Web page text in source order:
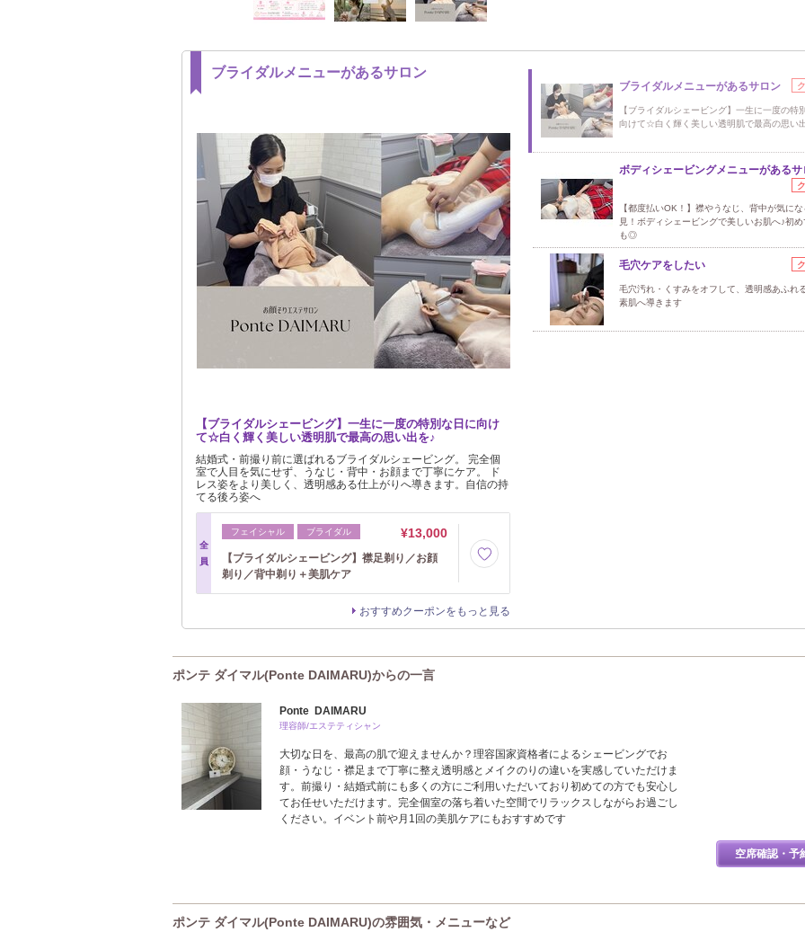
ブライダルメニューがあるサロン
【ブライダルシェービング】一生に一度の特別な日に向け
て☆白く輝く美しい透明肌で最高の思い出を♪
結婚式・前撮り前に選ばれるブライダルシェービング。 完全個
室で人目を気にせず、うなじ・背中・お顔まで丁寧にケア。 ド
レス姿をより美しく、透明感ある仕上がりへ導きます。自信の持
てる後ろ姿へ
全
員
フェイシャル ブライダル ¥13,000
【ブライダルシェービング】襟足剃り／お顔
剃り／背中剃り＋美肌ケア
おすすめクーポンをもっと見る
ブライダルメニューがあるサロン
【ブライダルシェービング】一生に一度の特
向けて☆白く輝く美しい透明肌で最高の思い
ボディシェービングメニューがあるサ
【都度払いOK！】襟やうなじ、背中が気に
見！ボディシェービングで美しいお肌へ♪初
も◎
毛穴ケアをしたい
毛穴汚れ・くすみをオフして、透明感あふれ
素肌へ導きます
ポンテ ダイマル(Ponte DAIMARU)からの一言
Ponte DAIMARU
理容師/エステティシャン
大切な日を、最高の肌で迎えませんか？理容国家資格者によるシェービングでお
顔・うなじ・襟足まで丁寧に整え透明感とメイクのりの違いを実感していただけま
す。前撮り・結婚式前にも多くの方にご利用いただいており初めての方でも安心し
てお任せいただけます。完全個室の落ち着いた空間でリラックスしながらお過ごし
ください。イベント前や月1回の美肌ケアにもおすすめです
空席確認・予
ポンテ ダイマル(Ponte DAIMARU)の雰囲気・メニューなど